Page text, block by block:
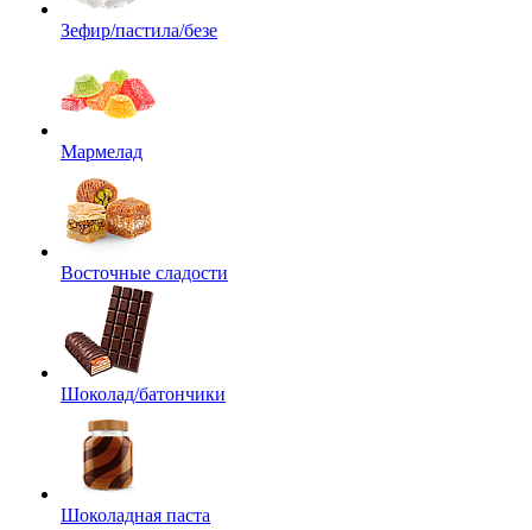
Зефир/пастила/безе
Мармелад
Восточные сладости
Шоколад/батончики
Шоколадная паста